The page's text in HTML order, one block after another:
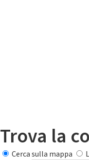
Trova la
Cerca sulla mappa